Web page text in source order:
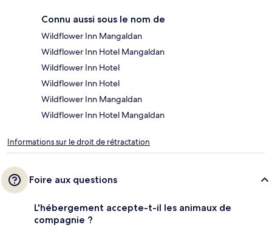
Connu aussi sous le nom de
Wildflower Inn Mangaldan
Wildflower Inn Hotel Mangaldan
Wildflower Inn Hotel
Wildflower Inn Hotel
Wildflower Inn Mangaldan
Wildflower Inn Hotel Mangaldan
Informations sur le droit de rétractation
Foire aux questions
L'hébergement accepte-t-il les animaux de
compagnie ?